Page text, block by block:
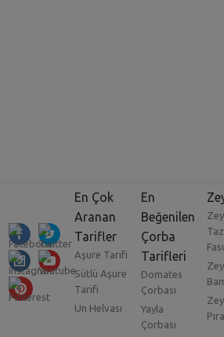
En Çok
Aranan
Tarifler
Aşure Tarifi
Sütlü Aşure
Tarifi
Un Helvası
En
Beğenilen
Çorba
Tarifleri
Domates
Çorbası
Yayla
Çorbası